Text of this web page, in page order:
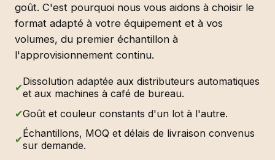
goût. C'est pourquoi nous vous aidons à choisir le
format adapté à votre équipement et à vos
volumes, du premier échantillon à
l'approvisionnement continu.
✔Dissolution adaptée aux distributeurs automatiques
et aux machines à café de bureau.
✔Goût et couleur constants d'un lot à l'autre.
✔Échantillons, MOQ et délais de livraison convenus
sur demande.